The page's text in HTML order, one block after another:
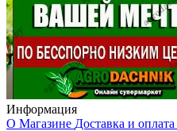
Информация
О Магазине Доставка и оплата